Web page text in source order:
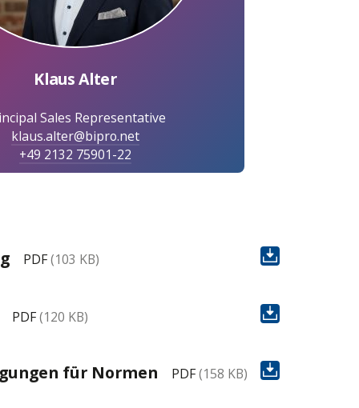
Klaus Alter
Sales Representative
klaus.alter@bipro.net
+49 2132 75901-22
PDF(103 KB)
PDF(120 KB)
für Normen PDF(158 KB)